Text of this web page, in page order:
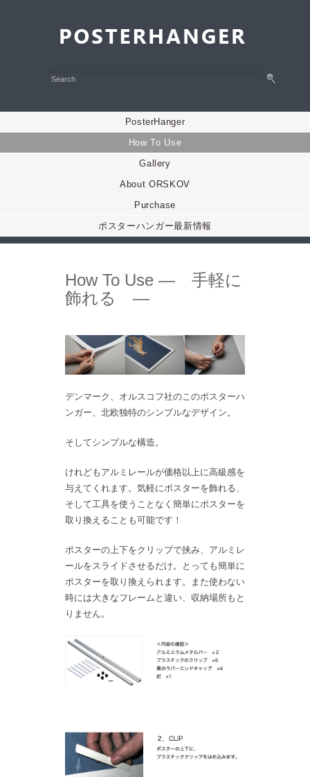
PosterHanger
How To Use
Gallery
About ORSKOV
Purchase
ポスターハンガー最新情報
How To Use ― 手軽に
飾れる ―
デンマーク、オルスコフ社のこのポスターハ
ンガー、北欧独特のシンプルなデザイン。
そしてシンプルな構造。
けれどもアルミレールが価格以上に高級感を
与えてくれます。気軽にポスターを飾れる、
そして工具を使うことなく簡単にポスターを
取り換えることも可能です！
ポスターの上下をクリップで挟み、アルミレ
ールをスライドさせるだけ。とっても簡単に
ポスターを取り換えられます。また使わない
時には大きなフレームと違い、収納場所もと
りません。